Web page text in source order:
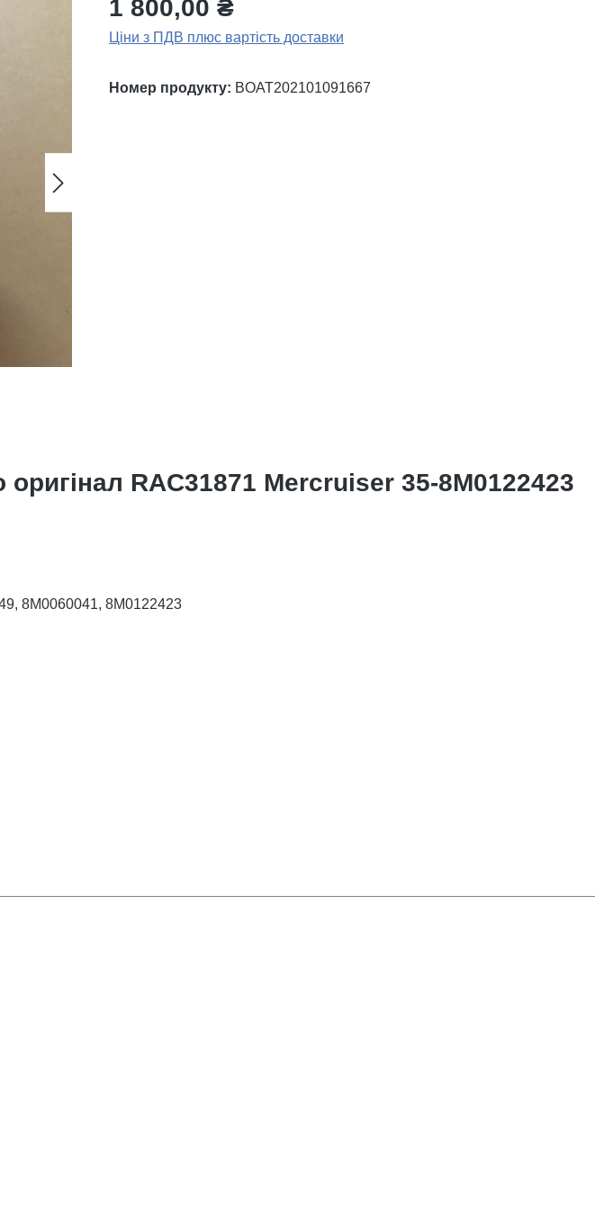
1 800,00 ₴
Ціни з ПДВ плюс вартість доставки
Номер продукту: BOAT202101091667
RAC31871 Mercruiser 35-8M0122423
8M0060041, 8M0122423